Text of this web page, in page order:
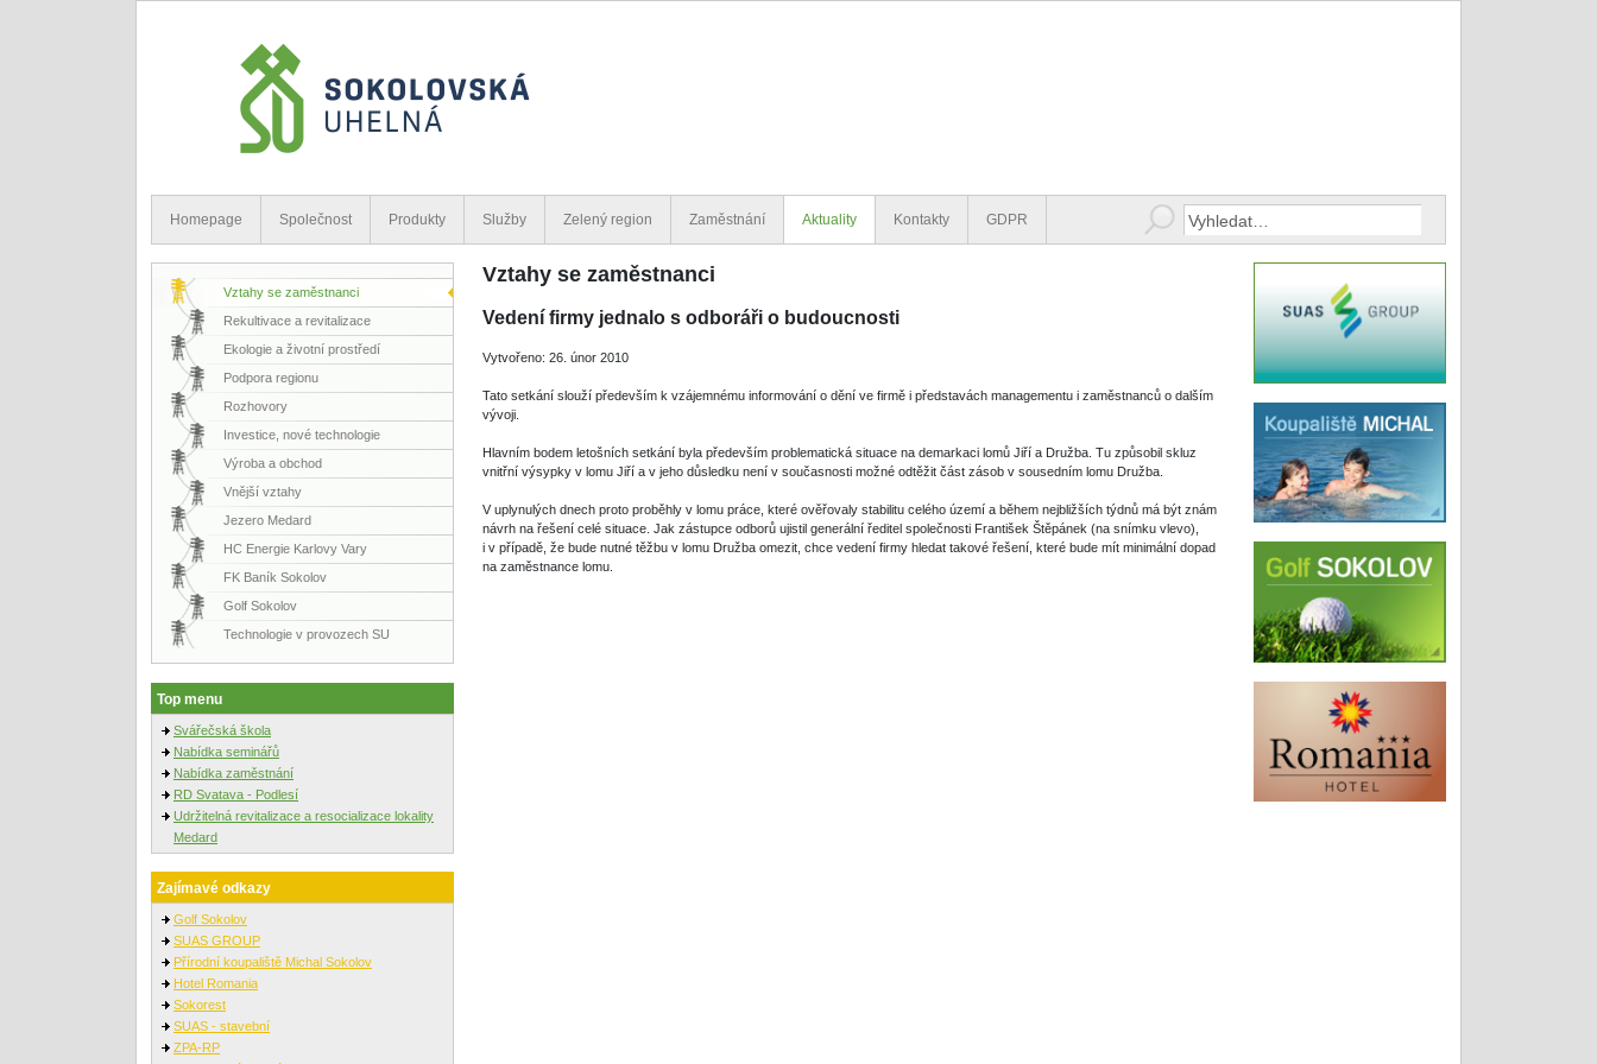
Homepage Společnost Produkty Služby Zelený region Zaměstnání Aktuality Kontakty GDPR
Vztahy se zaměstnanci
Rekultivace a revitalizace
Ekologie a životní prostředí
Podpora regionu
Rozhovory
Investice, nové technologie
Výroba a obchod
Vnější vztahy
Jezero Medard
HC Energie Karlovy Vary
FK Baník Sokolov
Golf Sokolov
Technologie v provozech SU
Top menu
Svářečská škola
Nabídka seminářů
Nabídka zaměstnání
RD Svatava - Podlesí
Udržitelná revitalizace a resocializace lokality
Medard
Zajímavé odkazy
Golf Sokolov
SUAS GROUP
Přírodní koupaliště Michal Sokolov
Hotel Romania
Sokorest
SUAS - stavební
ZPA-RP
Vztahy se zaměstnanci
Vedení firmy jednalo s odboráři o budoucnosti
Vytvořeno: 26. únor 2010
Tato setkání slouží především k vzájemnému informování o dění ve firmě i představách managementu i zaměstnanců o dalším
vývoji.
Hlavním bodem letošních setkání byla především problematická situace na demarkaci lomů Jiří a Družba. Tu způsobil skluz
vnitřní výsypky v lomu Jiří a v jeho důsledku není v současnosti možné odtěžit část zásob v sousedním lomu Družba.
V uplynulých dnech proto proběhly v lomu práce, které ověřovaly stabilitu celého území a během nejbližších týdnů má být znám
návrh na řešení celé situace. Jak zástupce odborů ujistil generální ředitel společnosti František Štěpánek (na snímku vlevo),
i v případě, že bude nutné těžbu v lomu Družba omezit, chce vedení firmy hledat takové řešení, které bude mít minimální dopad
na zaměstnance lomu.